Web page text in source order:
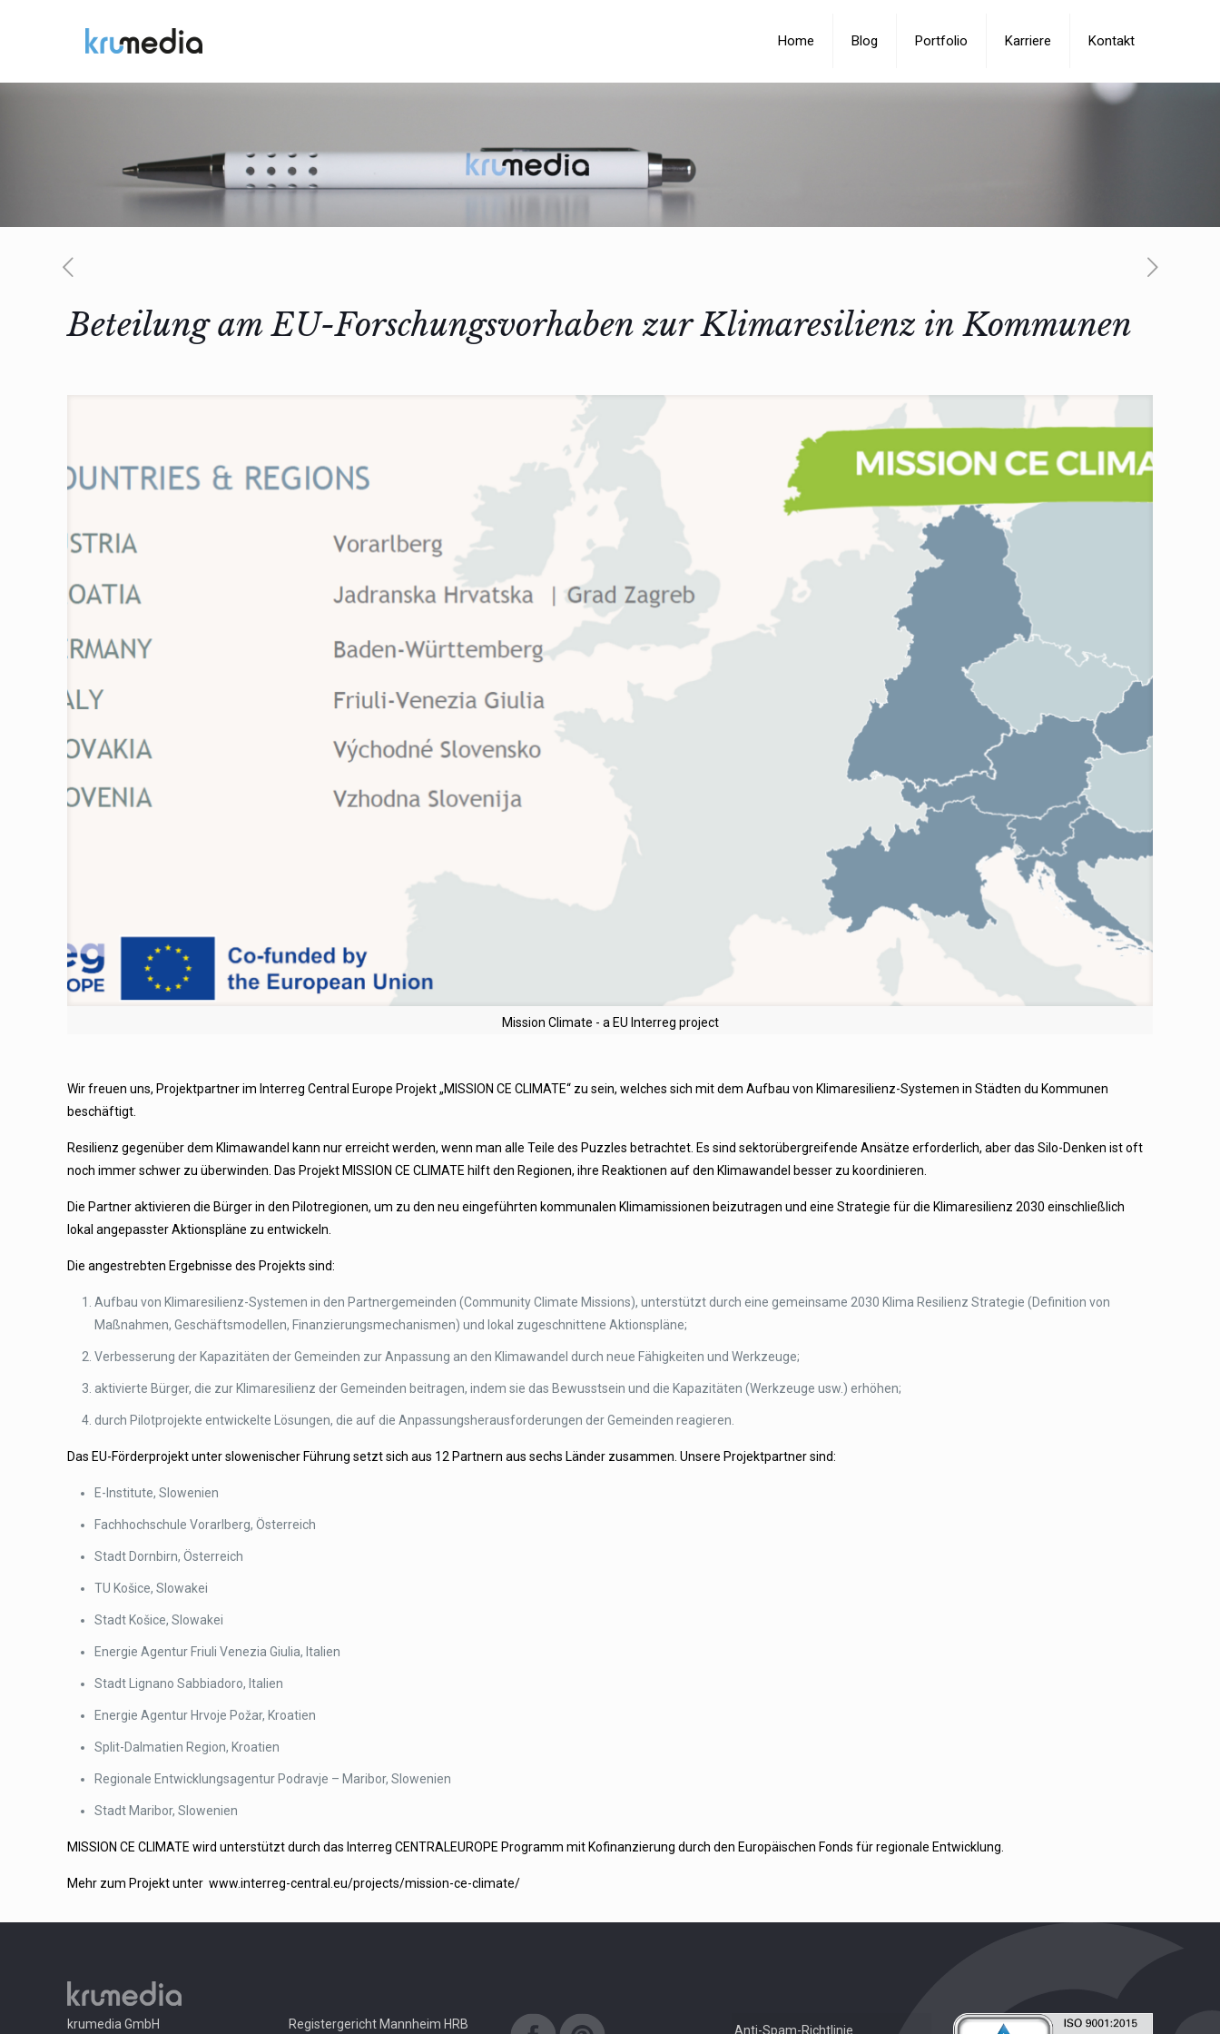
Home Blog Portfolio Karriere Kontakt
Beteilung am EU-Forschungsvorhaben zur Klimaresilienz in Kommunen
Mission Climate - a EU Interreg project
Wir freuen uns, Projektpartner im Interreg Central Europe Projekt „MISSION CE CLIMATE“ zu sein, welches sich mit dem Aufbau von Klimaresilienz-Systemen in Städten du Kommunen
beschäftigt.
Resilienz gegenüber dem Klimawandel kann nur erreicht werden, wenn man alle Teile des Puzzles betrachtet. Es sind sektorübergreifende Ansätze erforderlich, aber das Silo-Denken ist oft
noch immer schwer zu überwinden. Das Projekt MISSION CE CLIMATE hilft den Regionen, ihre Reaktionen auf den Klimawandel besser zu koordinieren.
Die Partner aktivieren die Bürger in den Pilotregionen, um zu den neu eingeführten kommunalen Klimamissionen beizutragen und eine Strategie für die Klimaresilienz 2030 einschließlich
lokal angepasster Aktionspläne zu entwickeln.
Die angestrebten Ergebnisse des Projekts sind:
Aufbau von Klimaresilienz-Systemen in den Partnergemeinden (Community Climate Missions), unterstützt durch eine gemeinsame 2030 Klima Resilienz Strategie (Definition von
Maßnahmen, Geschäftsmodellen, Finanzierungsmechanismen) und lokal zugeschnittene Aktionspläne;
Verbesserung der Kapazitäten der Gemeinden zur Anpassung an den Klimawandel durch neue Fähigkeiten und Werkzeuge;
aktivierte Bürger, die zur Klimaresilienz der Gemeinden beitragen, indem sie das Bewusstsein und die Kapazitäten (Werkzeuge usw.) erhöhen;
durch Pilotprojekte entwickelte Lösungen, die auf die Anpassungsherausforderungen der Gemeinden reagieren.
Das EU-Förderprojekt unter slowenischer Führung setzt sich aus 12 Partnern aus sechs Länder zusammen. Unsere Projektpartner sind:
E-Institute, Slowenien
Fachhochschule Vorarlberg, Österreich
Stadt Dornbirn, Österreich
TU Košice, Slowakei
Stadt Košice, Slowakei
Energie Agentur Friuli Venezia Giulia, Italien
Stadt Lignano Sabbiadoro, Italien
Energie Agentur Hrvoje Požar, Kroatien
Split-Dalmatien Region, Kroatien
Regionale Entwicklungsagentur Podravje – Maribor, Slowenien
Stadt Maribor, Slowenien
MISSION CE CLIMATE wird unterstützt durch das Interreg CENTRALEUROPE Programm mit Kofinanzierung durch den Europäischen Fonds für regionale Entwicklung.
Mehr zum Projekt unterwww.interreg-central.eu/projects/mission-ce-climate/
krumedia GmbH Registergericht Mannheim HRB Anti-Spam-Richtlinie